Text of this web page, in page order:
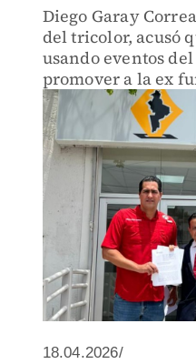
Diego Garay
del tricolor, acusó
usando eventos
promover a la ex
18.04.2026/